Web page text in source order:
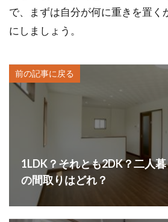
で、まずは自分が何に重きを置く
にしましょう。
前の記事に戻る
1LDK？それとも2DK？二人
の間取りはどれ？